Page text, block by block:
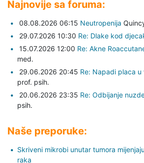
Najnovije sa foruma:
08.08.2026 06:15 Neutropenija
29.07.2026 10:30 Re: Dlake kod
15.07.2026 12:00 Re: Akne
med.
29.06.2026 20:45 Re: Napadi placa u
prof. psih.
20.06.2026 23:35 Re: Odbijanje
psih.
Naše preporuke:
Skriveni mikrobi unutar tumora
raka